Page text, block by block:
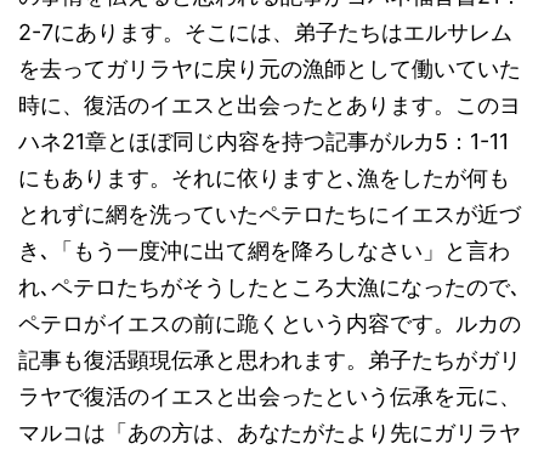
2-7にあります。そこには、弟子たちはエルサレム
を去ってガリラヤに戻り元の漁師として働いていた
時に、復活のイエスと出会ったとあります。このヨ
ハネ21章とほぼ同じ内容を持つ記事がルカ5：1-11
にもあります。それに依りますと､漁をしたが何も
とれずに網を洗っていたペテロたちにイエスが近づ
き､「もう一度沖に出て網を降ろしなさい」と言わ
れ､ペテロたちがそうしたところ大漁になったので､
ペテロがイエスの前に跪くという内容です。ルカの
記事も復活顕現伝承と思われます。弟子たちがガリ
ラヤで復活のイエスと出会ったという伝承を元に、
マルコは「あの方は、あなたがたより先にガリラヤ